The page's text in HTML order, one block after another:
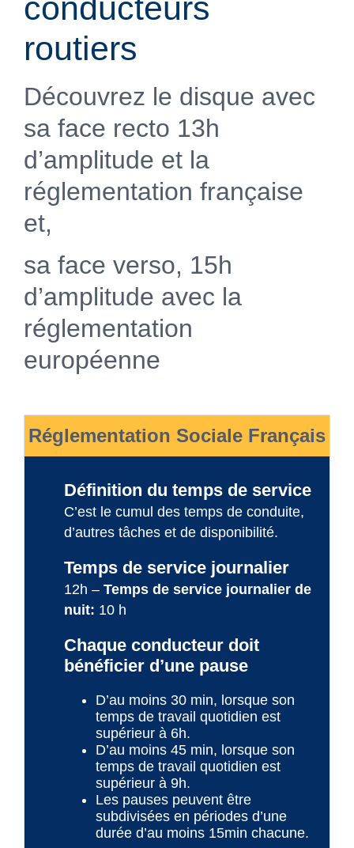
conducteurs
routiers
Découvrez le disque avec
sa face recto 13h
d’amplitude et la
réglementation française
et,
sa face verso, 15h
d’amplitude avec la
réglementation
européenne
Réglementation Sociale Français
Définition du temps de service
C’est le cumul des temps de conduite,
d’autres tâches et de disponibilité.
Temps de service journalier
12h – Temps de service journalier de
nuit: 10 h
Chaque conducteur doit
bénéficier d’une pause
D’au moins 30 min, lorsque son
temps de travail quotidien est
supérieur à 6h.
D’au moins 45 min, lorsque son
temps de travail quotidien est
supérieur à 9h.
Les pauses peuvent être
subdivisées en périodes d’une
durée d’au moins 15min chacune.